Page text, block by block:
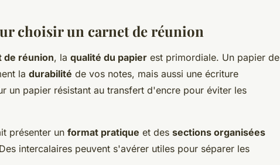
choisir un carnet de réunion
de réunion, la qualité du papier est primordiale. Un papier de
la durabilité de vos notes, mais aussi une écriture
un papier résistant au transfert d'encre pour éviter les
présenter un format pratique et des sections organisées
intercalaires peuvent s'avérer utiles pour séparer les